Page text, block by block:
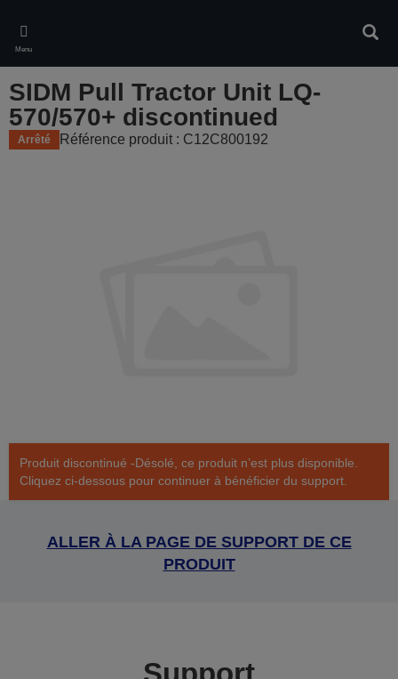
main
content
Menu
SIDM Pull Tractor Unit LQ-
570/570+ discontinued
Arrêté Référence produit : C12C800192
Produit discontinué -Désolé, ce produit n’est plus disponible.
Cliquez ci-dessous pour continuer à bénéficier du support.
ALLER À LA PAGE DE SUPPORT DE CE
PRODUIT